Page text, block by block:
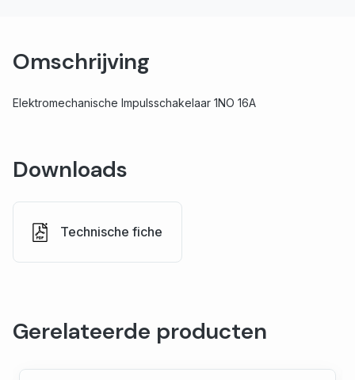
Omschrijving
Elektromechanische Impulsschakelaar 1NO 16A
Downloads
Technische fiche
Gerelateerde producten